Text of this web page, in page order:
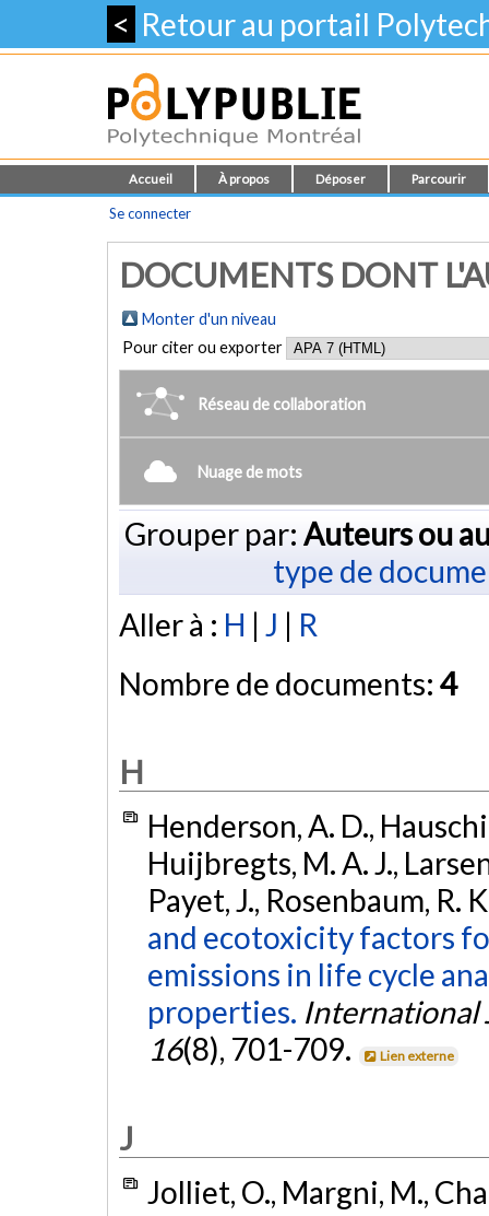
< Retour au portail
Accueil À propos Déposer Parcourir
Se connecter
DOCUMENTS DONT
Monter d'un niveau
Pour citer ou exporter
Réseau de collaboration
Nuage de mots
Grouper par: Auteurs ou
type de
Aller à : H | J | R
Nombre de documents: 4
H
Henderson, A. D.,
Huijbregts, M. A. J.,
Payet, J., Rosenbaum, R.
and ecotoxicity factors
emissions in life cycle
properties. International
16(8), 701-709. Lien externe
J
Jolliet, O., Margni, M.,